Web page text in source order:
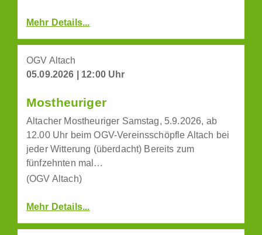
Mehr Details...
OGV Altach
05.09.2026 | 12:00 Uhr
Mostheuriger
Altacher Mostheuriger Samstag, 5.9.2026, ab
12.00 Uhr beim OGV-Vereinsschöpfle Altach bei
jeder Witterung (überdacht) Bereits zum
fünfzehnten mal…
(OGV Altach)
Mehr Details...